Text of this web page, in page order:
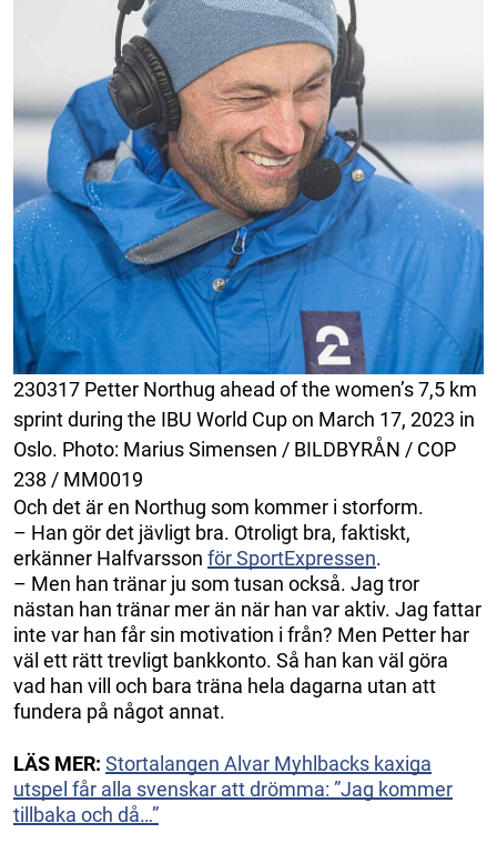
230317 Petter Northug ahead of the women’s 7,5 km
sprint during the IBU World Cup on March 17, 2023 in
Oslo. Photo: Marius Simensen / BILDBYRÅN / COP
238 / MM0019
Och det är en Northug som kommer i storform.
– Han gör det jävligt bra. Otroligt bra, faktiskt,
erkänner Halfvarsson för SportExpressen.
– Men han tränar ju som tusan också. Jag tror
nästan han tränar mer än när han var aktiv. Jag fattar
inte var han får sin motivation i från? Men Petter har
väl ett rätt trevligt bankkonto. Så han kan väl göra
vad han vill och bara träna hela dagarna utan att
fundera på något annat.
LÄS MER: Stortalangen Alvar Myhlbacks kaxiga
utspel får alla svenskar att drömma: ”Jag kommer
tillbaka och då…”